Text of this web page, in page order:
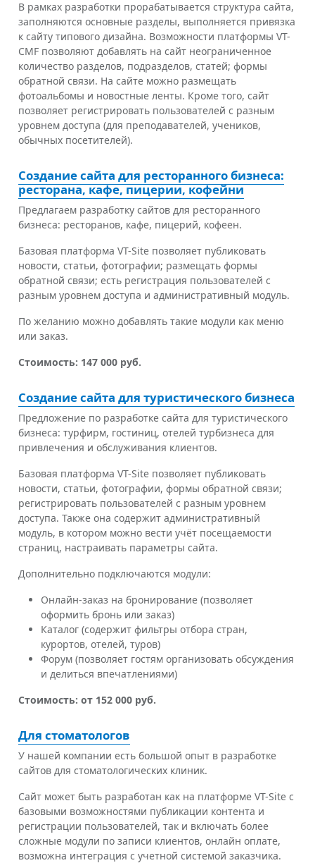
В рамках разработки прорабатывается структура сайта,
заполняются основные разделы, выполняется привязка
к сайту типового дизайна. Возможности платформы VT-
CMF позволяют добавлять на сайт неограниченное
количество разделов, подразделов, статей; формы
обратной связи. На сайте можно размещать
фотоальбомы и новостные ленты. Кроме того, сайт
позволяет регистрировать пользователей с разным
уровнем доступа (для преподавателей, учеников,
обычных посетителей).
Создание сайта для ресторанного бизнеса:
ресторана, кафе, пицерии, кофейни
Предлагаем разработку сайтов для ресторанного
бизнеса: ресторанов, кафе, пицерий, кофеен.
Базовая платформа VT-Site позволяет публиковать
новости, статьи, фотографии; размещать формы
обратной связи; есть регистрация пользователей с
разным уровнем доступа и административный модуль.
По желанию можно добавлять такие модули как меню
или заказ.
Стоимость: 147 000 руб.
Создание сайта для туристического бизнеса
Предложение по разработке сайта для туристического
бизнеса: турфирм, гостиниц, отелей турбизнеса для
привлечения и обслуживания клиентов.
Базовая платформа VT-Site позволяет публиковать
новости, статьи, фотографии, формы обратной связи;
регистрировать пользователей с разным уровнем
доступа. Также она содержит административный
модуль, в котором можно вести учёт посещаемости
страниц, настраивать параметры сайта.
Дополнительно подключаются модули:
Онлайн-заказ на бронирование (позволяет
оформить бронь или заказ)
Каталог (содержит фильтры отбора стран,
курортов, отелей, туров)
Форум (позволяет гостям организовать обсуждения
и делиться впечатлениями)
Стоимость: от 152 000 руб.
Для стоматологов
У нашей компании есть большой опыт в разработке
сайтов для стоматологических клиник.
Сайт может быть разработан как на платформе VT-Site с
базовыми возможностями публикации контента и
регистрации пользователей, так и включать более
сложные модули по записи клиентов, онлайн оплате,
возможна интеграция с учетной системой заказчика.